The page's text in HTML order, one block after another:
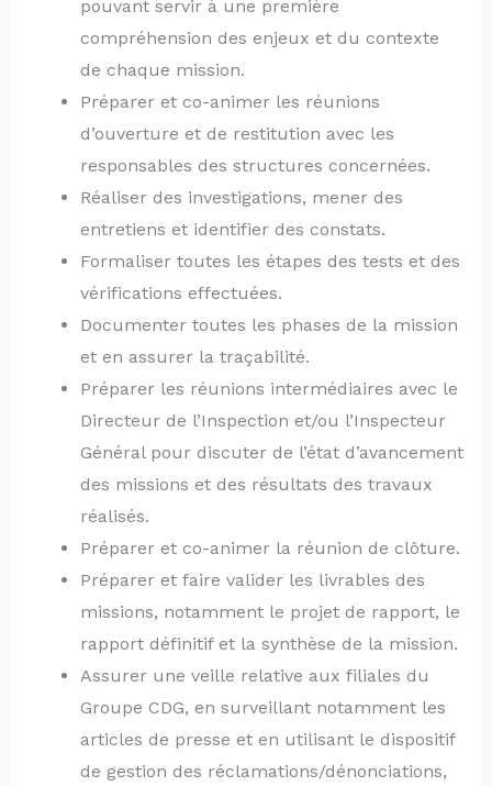
pouvant servir à une première
compréhension des enjeux et du contexte
de chaque mission.
Préparer et co-animer les réunions
d’ouverture et de restitution avec les
responsables des structures concernées.
Réaliser des investigations, mener des
entretiens et identifier des constats.
Formaliser toutes les étapes des tests et des
vérifications effectuées.
Documenter toutes les phases de la mission
et en assurer la traçabilité.
Préparer les réunions intermédiaires avec le
Directeur de l’Inspection et/ou l’Inspecteur
Général pour discuter de l’état d’avancement
des missions et des résultats des travaux
réalisés.
Préparer et co-animer la réunion de clôture.
Préparer et faire valider les livrables des
missions, notamment le projet de rapport, le
rapport définitif et la synthèse de la mission.
Assurer une veille relative aux filiales du
Groupe CDG, en surveillant notamment les
articles de presse et en utilisant le dispositif
de gestion des réclamations/dénonciations,